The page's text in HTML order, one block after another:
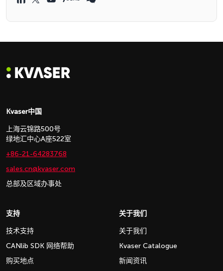
Kvaser中国
上海云锦路500号
绿地汇中心A座522室
+86-21-64283768
sales.cn@kvaser.com
总部及区域办事处
支持
技术支持
CANlib SDK 网络帮助
购买地点
关于我们
关于我们
Kvaser Catalogue
新闻资讯